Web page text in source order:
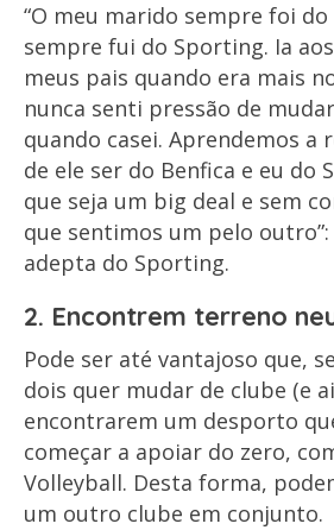
“O meu marido sempre foi do
sempre fui do Sporting. Ia
meus pais quando era mais
nunca senti pressão de
quando casei. Aprendemos a
de ele ser do Benfica e eu do
que seja um big deal e sem
que sentimos um pelo outro”:
adepta do Sporting.
2. Encontrem terreno
Pode ser até vantajoso que,
dois quer mudar de clube (e
encontrarem um desporto
começar a apoiar do zero,
Volleyball. Desta forma,
um outro clube em conjunto.